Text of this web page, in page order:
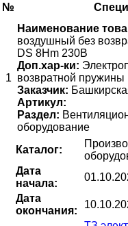
№
1
Наименование
воздушный без
DS 8Hm 230B
Доп.хар-ки:
возвратной
Заказчик:
Артикул:
Раздел:
оборудование
Каталог:
Дата
начала:
Дата
окончания: